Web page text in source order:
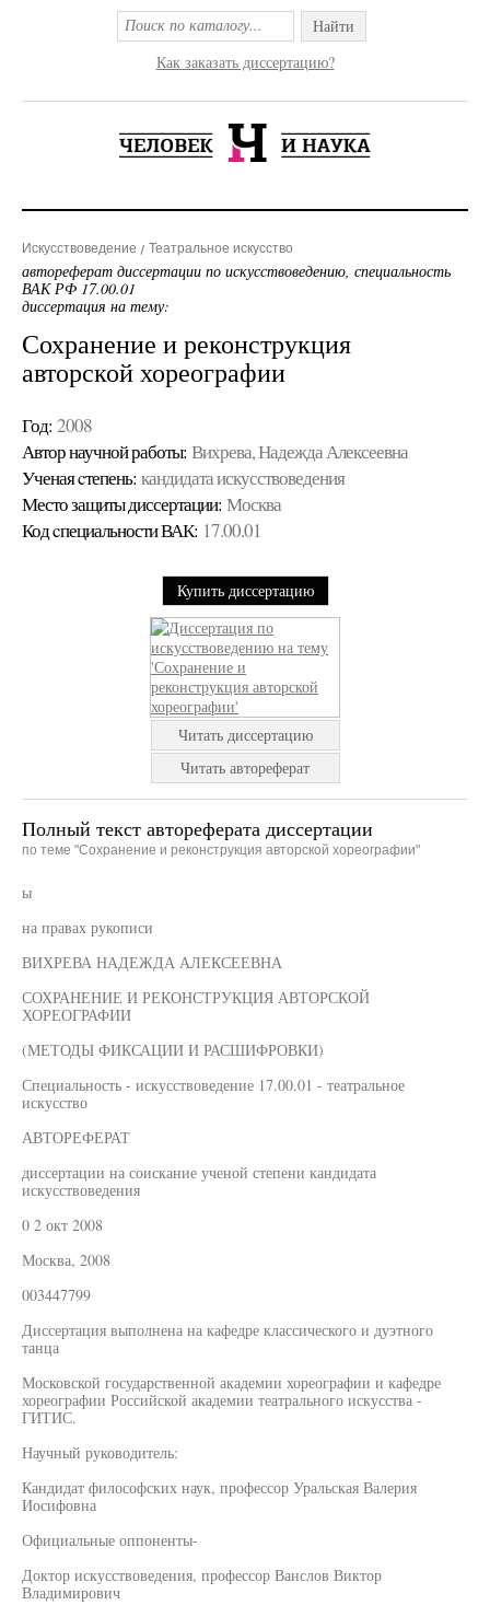
Найти
Как заказать диссертацию?
Искусствоведение Театральное искусство
автореферат диссертации по искусствоведению, специальность
ВАК РФ 17.00.01
диссертация на тему:
Сохранение и реконструкция
авторской хореографии
Год: 2008
Автор научной работы: Вихрева, Надежда Алексеевна
Ученая cтепень: кандидата искусствоведения
Место защиты диссертации: Москва
Код cпециальности ВАК: 17.00.01
Купить диссертацию
Читать диссертацию
Читать автореферат
Полный текст автореферата диссертации
по теме "Сохранение и реконструкция авторской хореографии"
ы
на правах рукописи
ВИХРЕВА НАДЕЖДА АЛЕКСЕЕВНА
СОХРАНЕНИЕ И РЕКОНСТРУКЦИЯ АВТОРСКОЙ
ХОРЕОГРАФИИ
(МЕТОДЫ ФИКСАЦИИ И РАСШИФРОВКИ)
Специальность - искусствоведение 17.00.01 - театральное
искусство
АВТОРЕФЕРАТ
диссертации на соискание ученой степени кандидата
искусствоведения
0 2 окт 2008
Москва, 2008
003447799
Диссертация выполнена на кафедре классического и дуэтного
танца
Московской государственной академии хореографии и кафедре
хореографии Российской академии театрального искусства -
ГИТИС.
Научный руководитель:
Кандидат философских наук, профессор Уральская Валерия
Иосифовна
Официальные оппоненты-
Доктор искусствоведения, профессор Ванслов Виктор
Владимирович